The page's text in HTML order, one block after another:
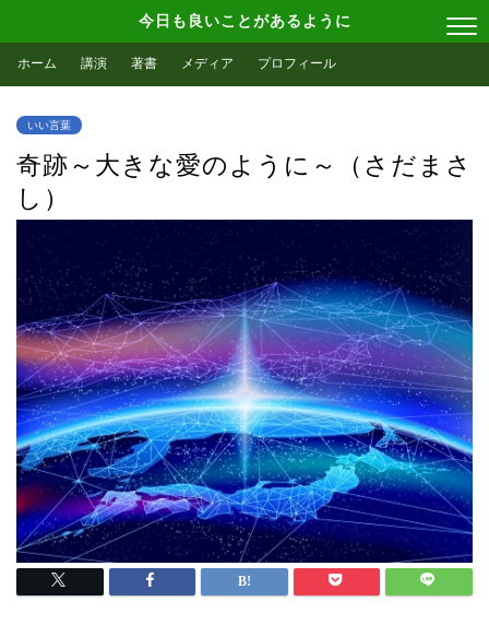
今日も良いことがあるように
ホーム 講演 著書 メディア プロフィール
いい言葉
奇跡～大きな愛のように～（さだまさ
し）